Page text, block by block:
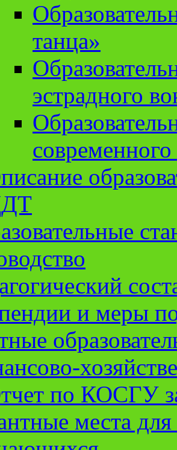
танца»
эстрадного
и меры
по КОСГУ
места